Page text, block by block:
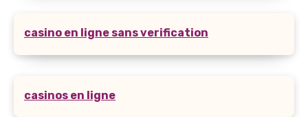
casino en ligne sans verification
casinos en ligne